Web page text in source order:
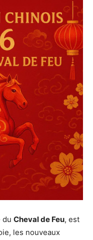
du Cheval de Feu, est
les nouveaux